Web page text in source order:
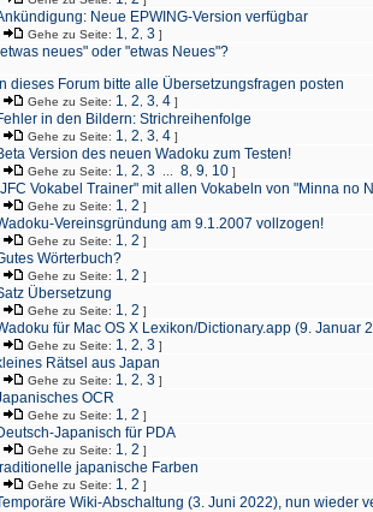
Neue EPWING-Version verfügbar
Gehe zu Seite: 1 2 3 ]
neues" oder "etwas Neues"?
In dieses Forum bitte alle Übersetzungsfragen posten
Gehe zu Seite: 1 2 3 4 ]
in den Bildern: Strichreihenfolge
Gehe zu Seite: 1 2 3 4 ]
Version des neuen Wadoku zum Testen!
Gehe zu Seite: 1 2 3 8 9 10 ]
Vokabel Trainer" mit allen Vokabeln von "Minna no
Gehe zu Seite: 1 2 ]
Vereinsgründung am 9.1.2007 vollzogen!
Gehe zu Seite: 1 2 ]
Wörterbuch?
Gehe zu Seite: 1 2 ]
Übersetzung
Gehe zu Seite: 1 2 ]
für Mac OS X Lexikon/Dictionary.app (9. Januar
Gehe zu Seite: 1 2 3 ]
Rätsel aus Japan
Gehe zu Seite: 1 2 3 ]
OCR
Gehe zu Seite: 1 2 ]
Japanisch für PDA
Gehe zu Seite: 1 2 ]
japanische Farben
Gehe zu Seite: 1 2 ]
Wiki-Abschaltung (3. Juni 2022), nun wieder